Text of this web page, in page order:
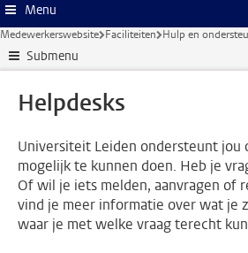
Menu
Medewerkerswebsite Faciliteiten Hulp en
Submenu
Helpdesks
Universiteit Leiden ondersteunt jou
mogelijk te kunnen doen. Heb je
Of wil je iets melden, aanvragen of
vind je meer informatie over wat je
waar je met welke vraag terecht